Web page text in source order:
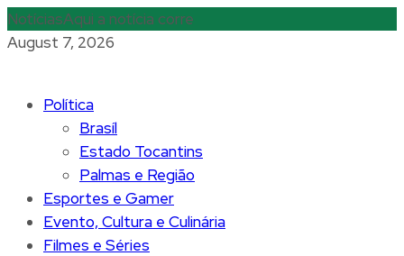
NotíciasAqui a notícia corre
August 7, 2026
Política
Brasíl
Estado Tocantins
Palmas e Região
Esportes e Gamer
Evento, Cultura e Culinária
Filmes e Séries